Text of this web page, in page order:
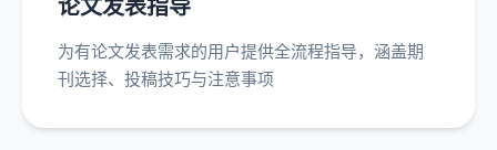
论文发表指导
为有论文发表需求的用户提供全流程指导，涵盖期
刊选择、投稿技巧与注意事项